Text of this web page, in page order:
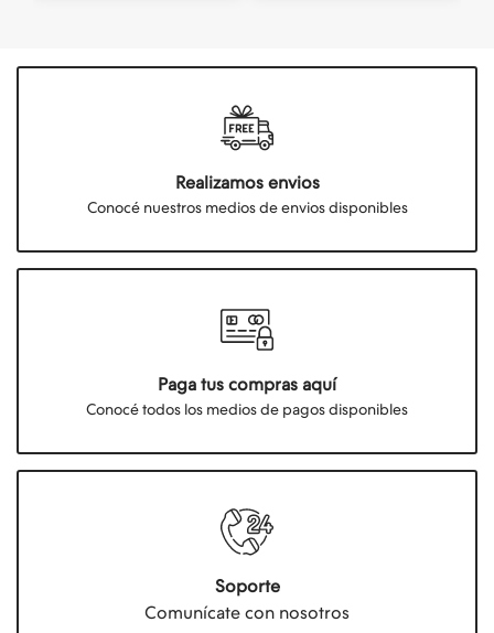
Realizamos envios
Conocé nuestros medios de envios disponibles
Paga tus compras aquí
Conocé todos los medios de pagos disponibles
Soporte
Comunícate con nosotros